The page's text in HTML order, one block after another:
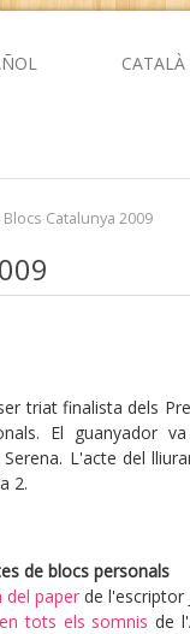
CATALÀ
Catalunya 2009
triat finalista dels
El guanyador
L'acte del
2.
de blocs personals
del paper de l'escriptor
tots els somnis de